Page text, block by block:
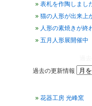
表札を作陶しまし
猫の人形が出来上
人形の素焼きが終
五月人形展開催中
過去の更新情報
花器工房 光峰窯